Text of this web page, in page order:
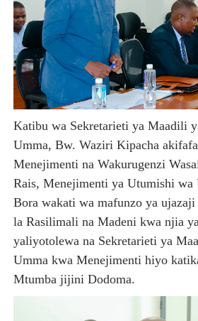
Katibu wa Sekretarieti ya Maadili
Umma, Bw. Waziri Kipacha
Menejimenti na Wakurugenzi
Rais, Menejimenti ya Utumishi wa
Bora wakati wa mafunzo ya
la Rasilimali na Madeni kwa njia
yaliyotolewa na Sekretarieti ya
Umma kwa Menejimenti hiyo
Mtumba jijini Dodoma.